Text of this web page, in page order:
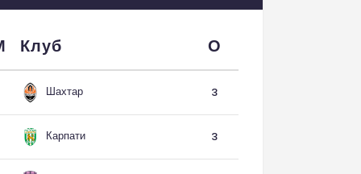
Клуб О
Шахтар 3
Карпати 3